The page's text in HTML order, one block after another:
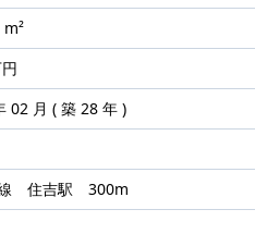
02 月 ( 築 28 年 )
線 住吉駅 300m